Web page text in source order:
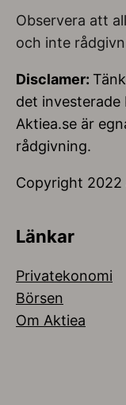
Observera att
och inte
Disclamer:
det investerade
Aktiea.se är
rådgivning.
Copyright 2022
Länkar
Privatekonomi
Börsen
Om Aktiea